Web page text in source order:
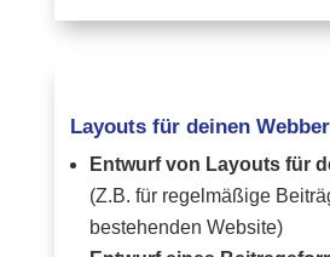
Layouts für deinen
Entwurf von Layouts für
(Z.B. für regelmäßige
bestehenden Website)